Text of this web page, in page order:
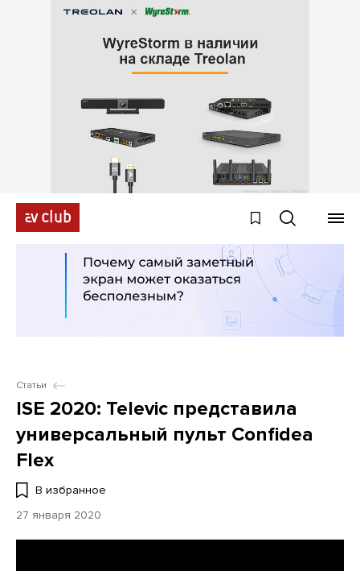
Статьи
ISE 2020: Televic представила
универсальный пульт Confidea
Flex
В избранное
27 января 2020